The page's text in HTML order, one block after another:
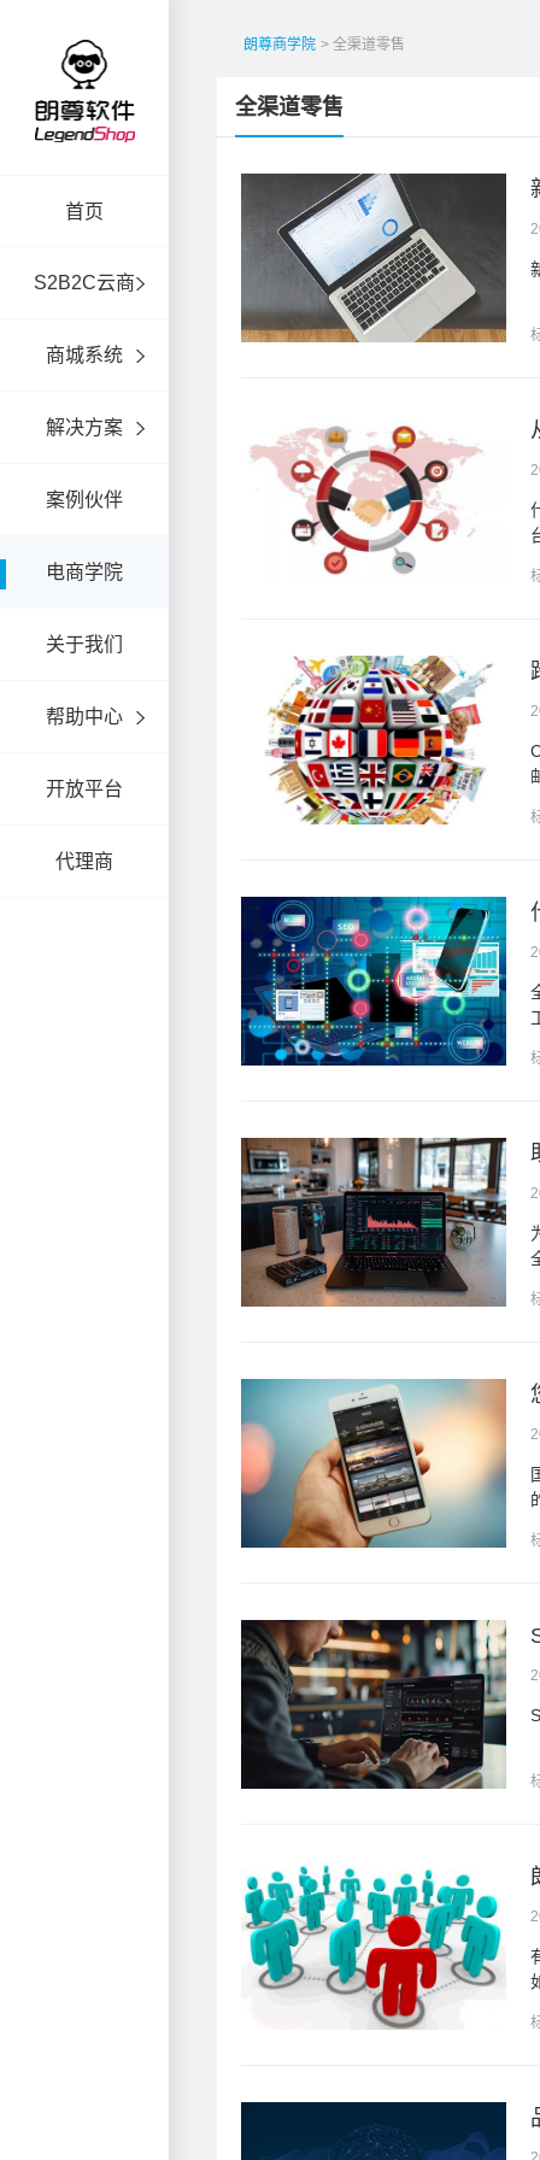
首页
S2B2C云商
商城系统
解决方案
案例伙伴
电商学院
关于我们
帮助中心
开放平台
代理商
朗尊商学院 > 全渠道零售
全渠道零售
体，通过电子商务平